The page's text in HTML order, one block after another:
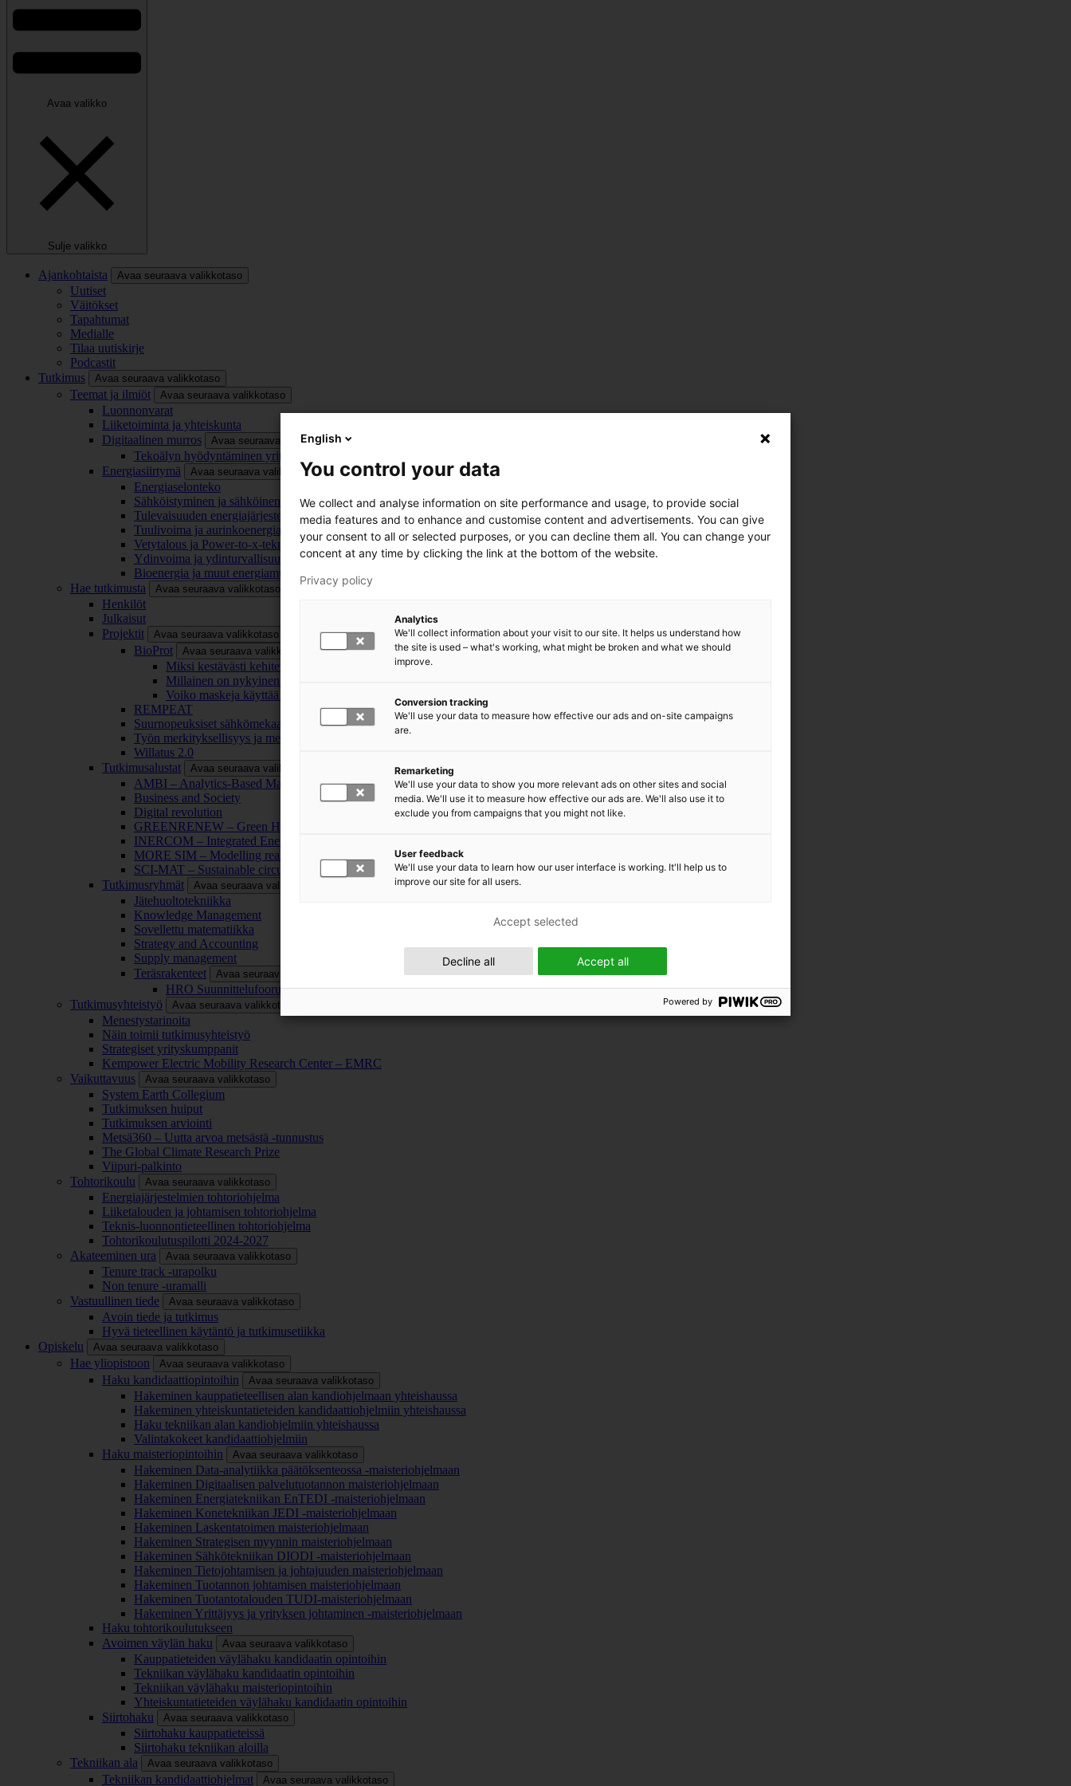
Avaa valikko
Sulje valikko
Ajankohtaista Avaa seuraava valikkotaso
Uutiset
Väitökset
Tapahtumat
Medialle
Tilaa uutiskirje
Podcastit
Tutkimus
Avaa seuraava valikkotaso
Teemat ja ilmiöt Avaa seuraava valikkotaso
Luonnonvarat
Liiketoiminta ja yhteiskunta
Digitaalinen murros
Avaa seuraava valikkotaso
Tekoälyn hyödyntäminen yrityksissä
Energiasiirtymä
Avaa seuraava valikkotaso
Energiaselonteko
Sähköistyminen ja sähköinen liikenne
Tulevaisuuden energiajärjestelmä
Tuulivoima ja aurinkoenergia
Vetytalous ja Power-to-x-teknologia
Ydinvoima ja ydinturvallisuus
Bioenergia ja muut energiamuodot
Hae tutkimusta
Avaa seuraava valikkotaso
Henkilöt
Julkaisut
Projektit
Avaa seuraava valikkotaso
BioProt Avaa seuraava valikkotaso
Miksi kestävästi kehitetty maski on tärkeä?
Millainen on nykyinen ja tulevaisuuden kasvomaski?
Voiko maskeja käyttää uudelleen ja kierrättää?
REMPEAT
Suurnopeuksiset sähkömekaaniset energianmuunnosjärjestelmät
Työn merkityksellisyys ja merkityksettömyys
Willatus 2.0
Tutkimusalustat
Avaa seuraava valikkotaso
AMBI – Analytics-Based Management for Business and Manufacturing Industry
Business and Society
Digital revolution
GREENRENEW – Green Hydrogen and CO2 for Industry Renewal
INERCOM – Integrated Energy Conversion Machinery
MORE SIM – Modelling reality through simulation
SCI-MAT – Sustainable circularity of inorganic materials
Tutkimusryhmät
Avaa seuraava valikkotaso
Jätehuoltotekniikka
Knowledge Management
Sovellettu matematiikka
Strategy and Accounting
Supply management
Teräsrakenteet
Avaa seuraava valikkotaso
HRO Suunnittelufoorumi
Tutkimusyhteistyö
Avaa seuraava valikkotaso
Menestystarinoita
Näin toimii tutkimusyhteistyö
Strategiset yrityskumppanit
Kempower Electric Mobility Research Center – EMRC
Vaikuttavuus
Avaa seuraava valikkotaso
System Earth Collegium
Tutkimuksen huiput
Tutkimuksen arviointi
Metsä360 – Uutta arvoa metsästä -tunnustus
The Global Climate Research Prize
Viipuri-palkinto
Tohtorikoulu
Avaa seuraava valikkotaso
Energiajärjestelmien tohtoriohjelma
Liiketalouden ja johtamisen tohtoriohjelma
Teknis-luonnontieteellinen tohtoriohjelma
Tohtorikoulutuspilotti 2024-2027
Akateeminen ura
Avaa seuraava valikkotaso
Tenure track -urapolku
Non tenure -uramalli
Vastuullinen tiede
Avaa seuraava valikkotaso
Avoin tiede ja tutkimus
Hyvä tieteellinen käytäntö ja tutkimusetiikka
Opiskelu
Avaa seuraava valikkotaso
Hae yliopistoon Avaa seuraava valikkotaso
Haku kandidaattiopintoihin Avaa seuraava valikkotaso
Hakeminen kauppatieteellisen alan kandiohjelmaan yhteishaussa
Hakeminen yhteiskuntatieteiden kandidaattiohjelmiin yhteishaussa
Haku tekniikan alan kandiohjelmiin yhteishaussa
Valintakokeet kandidaattiohjelmiin
Haku maisteriopintoihin
Avaa seuraava valikkotaso
Hakeminen Data-analytiikka päätöksenteossa -maisteriohjelmaan
Hakeminen Digitaalisen palvelutuotannon maisteriohjelmaan
Hakeminen Energiatekniikan EnTEDI -maisteriohjelmaan
Hakeminen Konetekniikan JEDI -maisteriohjelmaan
Hakeminen Laskentatoimen maisteriohjelmaan
Hakeminen Strategisen myynnin maisteriohjelmaan
Hakeminen Sähkötekniikan DIODI -maisteriohjelmaan
Hakeminen Tietojohtamisen ja johtajuuden maisteriohjelmaan
Hakeminen Tuotannon johtamisen maisteriohjelmaan
Hakeminen Tuotantotalouden TUDI-maisteriohjelmaan
Hakeminen Yrittäjyys ja yrityksen johtaminen -maisteriohjelmaan
Haku tohtorikoulutukseen
Avoimen väylän haku
Avaa seuraava valikkotaso
Kauppatieteiden väylähaku kandidaatin opintoihin
Tekniikan väylähaku kandidaatin opintoihin
Tekniikan väylähaku maisteriopintoihin
Yhteiskuntatieteiden väylähaku kandidaatin opintoihin
Siirtohaku
Avaa seuraava valikkotaso
Siirtohaku kauppatieteissä
Siirtohaku tekniikan aloilla
Tekniikan ala
Avaa seuraava valikkotaso
Tekniikan kandidaattiohjelmat Avaa seuraava valikkotaso
English
You control your data
We collect and analyse information on site performance and usage, to provide social
media features and to enhance and customise content and advertisements. You can give
your consent to all or selected purposes, or you can decline them all. You can change your
concent at any time by clicking the link at the bottom of the website.
Privacy policy
Analytics
We'll collect information about your visit to our site. It helps us understand how
the site is used – what's working, what might be broken and what we should
improve.
Conversion tracking
We'll use your data to measure how effective our ads and on-site campaigns
are.
Remarketing
We'll use your data to show you more relevant ads on other sites and social
media. We'll use it to measure how effective our ads are. We'll also use it to
exclude you from campaigns that you might not like.
User feedback
We'll use your data to learn how our user interface is working. It'll help us to
improve our site for all users.
Accept all
Decline all
Accept selected
Powered by